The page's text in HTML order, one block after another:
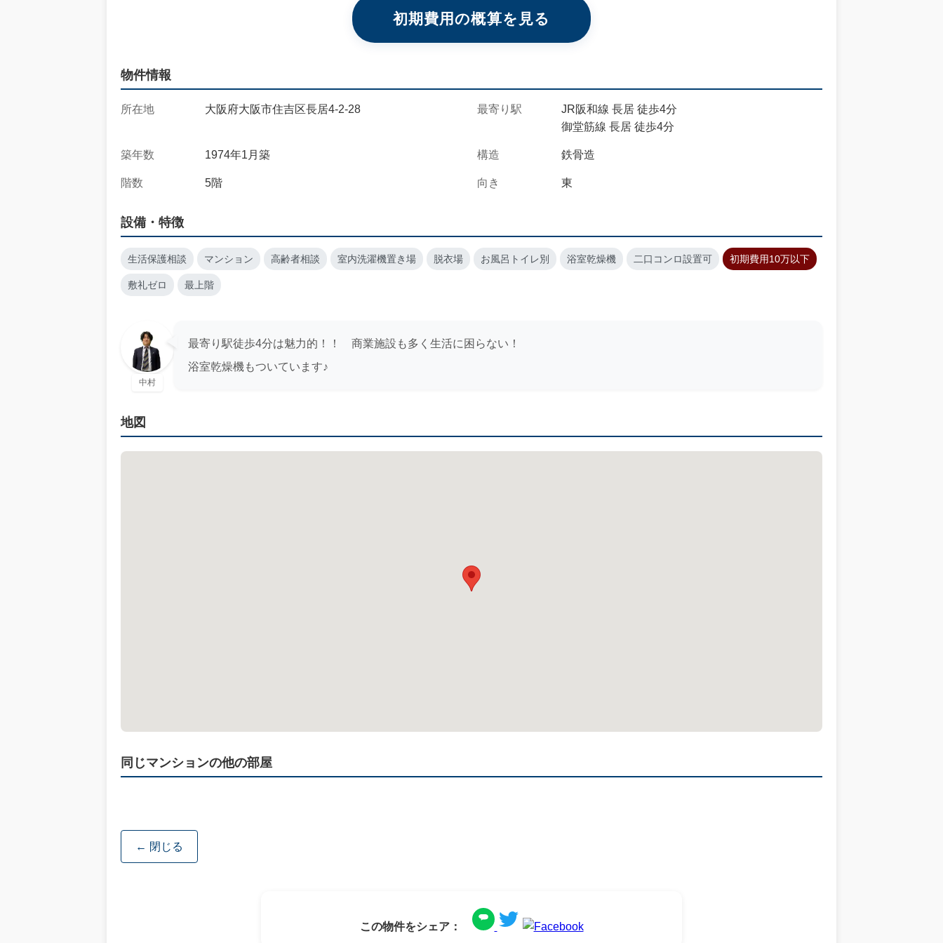
初期費用の概算を見る
物件情報
所在地 大阪府大阪市住吉区長居4-2-28 最寄り駅
JR阪和線 長居 徒歩4分
御堂筋線 長居 徒歩4分
築年数 1974年1月築 構造 鉄骨造
階数 5階 向き 東
設備・特徴
生活保護相談 マンション 高齢者相談 室内洗濯機置き場 脱衣場 お風呂トイレ別 浴室乾燥機 二口コンロ設置可 初期費用10万以下
敷礼ゼロ 最上階
中村
最寄り駅徒歩4分は魅力的！！ 商業施設も多く生活に困らない！
浴室乾燥機もついています♪
地図
同じマンションの他の部屋
← 閉じる
この物件をシェア：